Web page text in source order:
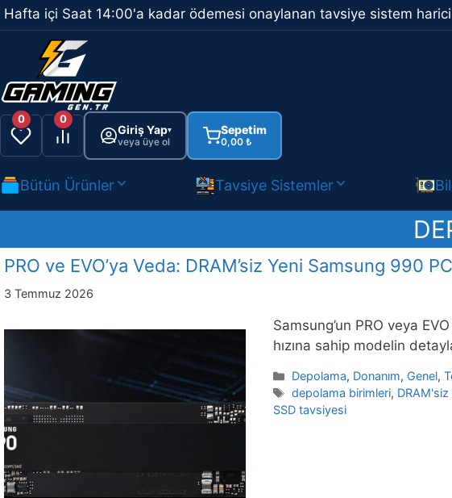
İçeriğe
atla
Hafta içi Saat 14:00'a kadar ödemesi onaylanan tavsiye sistem
0 0
Giriş Yap▾
veya üye ol
Sepetim
0,00 ₺
Bütün Ürünler Tavsiye Sistemler
PRO ve EVO’ya Veda: DRAM’siz Yeni Samsung 990
3 Temmuz 2026
Samsung’un PRO veya
hızına sahip modelin
Kategoriler
Depolama, Donanım, Genel,
Etiketler
depolama birimleri, DRAM'siz
SSD tavsiyesi